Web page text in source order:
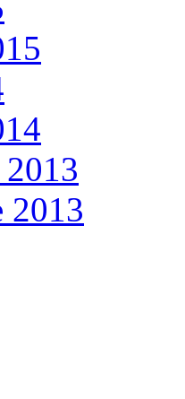
2013
2013